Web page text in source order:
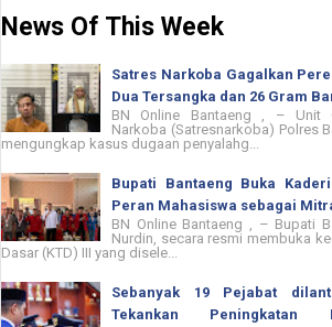
News Of This Week
Satres Narkoba Gagalkan
Dua Tersangka dan 26 Gram
BN Online Bantaeng , – Unit
Narkoba (Satresnarkoba) Polres
mengungkap kasus dugaan penyalahg...
Bupati Bantaeng Buka
Peran Mahasiswa sebagai
BN Online Bantaeng , – Bupati
Nurdin, secara resmi membuka
Dasar (KTD) III yang disele...
Sebanyak 19 Pejabat
Tekankan Peningkatan